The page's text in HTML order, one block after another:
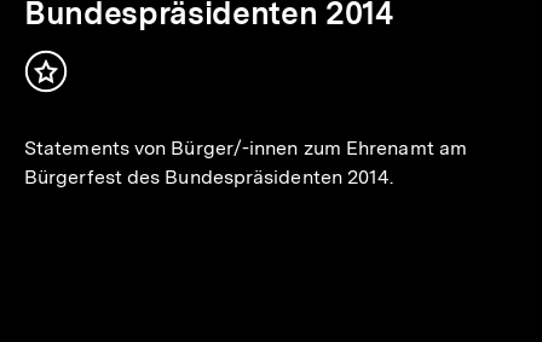
Bundespräsidenten 2014
Inhalt
Statements von Bürger/-innen zum Ehrenamt am
Bürgerfest des Bundespräsidenten 2014.